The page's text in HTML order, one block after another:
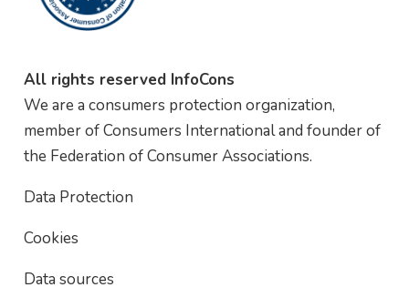
All rights reserved InfoCons
We are a consumers protection organization,
member of Consumers International and founder of
the Federation of Consumer Associations.
Data Protection
Cookies
Data sources